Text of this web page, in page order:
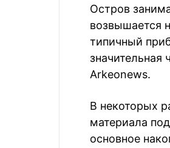
Остров
возвышается
типичный
значительная
Arkeonews.
В некоторых
материала
основное